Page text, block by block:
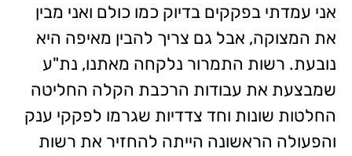
אני עמדתי בפקקים בדיוק כמו כולם ואני מבין
את המצוקה, אבל גם צריך להבין מאיפה היא
נובעת. רשות התמרור נלקחה מאתנו, נת"ע
שמבצעת את עבודות הרכבת הקלה החליטה
החלטות שונות וחד צדדיות שגרמו לפקקי ענק
והפעולה הראשונה הייתה להחזיר את רשות